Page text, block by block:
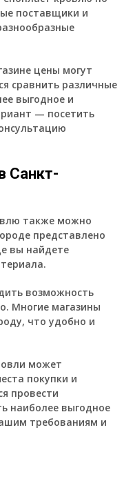
поставщики и
цены могут
сравнить различные
выгодное и
— посетить
Санкт-
также можно
представлено
вы найдете
возможность
Многие магазины
что удобно и
может
покупки и
провести
наиболее выгодное
требованиям и